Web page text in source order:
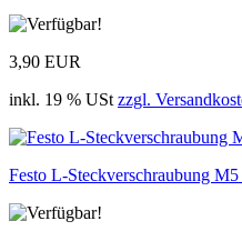
3,90 EUR
inkl. 19 % USt zzgl.
Festo L-Steckverschraubung